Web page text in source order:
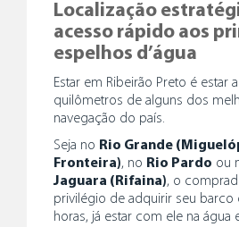
Localização
acesso rápido aos
espelhos d’água
Estar em Ribeirão Preto é estar
quilômetros de alguns dos
navegação do país.
Seja no Rio Grande
Fronteira), no Rio Pardo ou
Jaguara (Rifaina), o
privilégio de adquirir seu barco
horas, já estar com ele na água